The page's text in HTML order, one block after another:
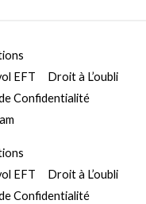
EFT
Droit à L’oubli
Confidentialité
EFT
Droit à L’oubli
Confidentialité